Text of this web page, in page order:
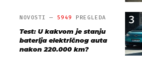
3
NOVOSTI — 5949 PREGLEDA
Test: U kakvom je stanju
baterija električnog auta
nakon 220.000 km?